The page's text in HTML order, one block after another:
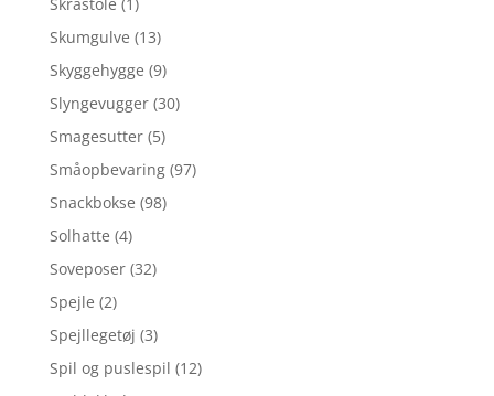
Skumgulve (13)
Skyggehygge (9)
Slyngevugger (30)
Smagesutter (5)
Småopbevaring (97)
Snackbokse (98)
Solhatte (4)
Soveposer (32)
Spejle (2)
Spejllegetøj (3)
Spil og puslespil (12)